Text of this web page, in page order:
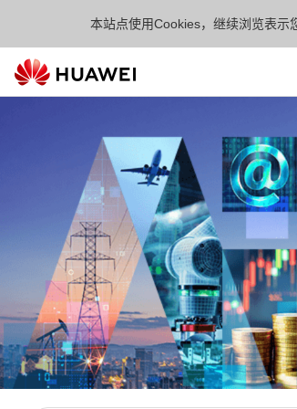
本站点使用Cookies，继续浏览表示